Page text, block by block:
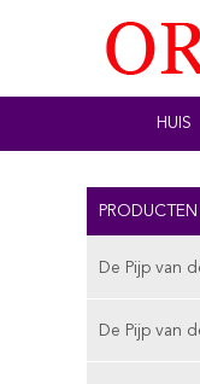
HUIS
PRODUCTEN
De Pijp van
De Pijp van